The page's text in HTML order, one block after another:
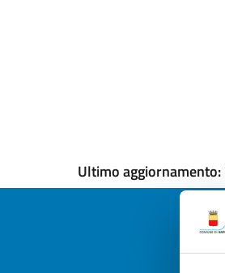
Ultimo aggiornamento: